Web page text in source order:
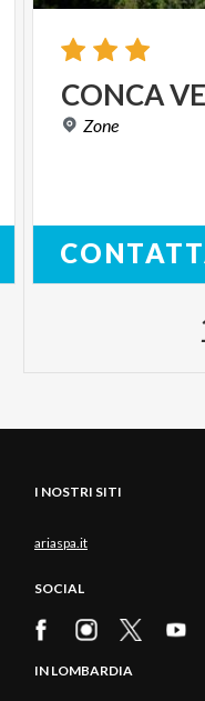
CONCA
Zone
I NOSTRI SITI
ariaspa.it
SOCIAL
IN LOMBARDIA